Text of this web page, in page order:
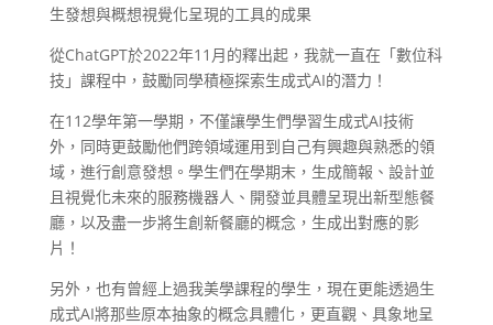
生發想與概想視覺化呈現的工具的成果
從ChatGPT於2022年11月的釋出起，我就一直在「數位科
技」課程中，鼓勵同學積極探索生成式AI的潛力！
在112學年第一學期，不僅讓學生們學習生成式AI技術
外，同時更鼓勵他們跨領域運用到自己有興趣與熟悉的領
域，進行創意發想。學生們在學期末，生成簡報、設計並
且視覺化未來的服務機器人、開發並具體呈現出新型態餐
廳，以及盡一步將生創新餐廳的概念，生成出對應的影
片！
另外，也有曾經上過我美學課程的學生，現在更能透過生
成式AI將那些原本抽象的概念具體化，更直觀、具象地呈